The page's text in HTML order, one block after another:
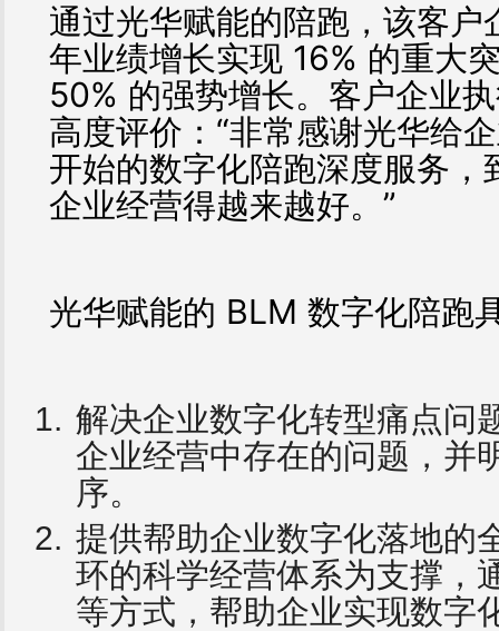
通过光华赋能的陪跑，该客
年业绩增长实现 16% 的重大
50% 的强势增长。客户企业
高度评价：“非常感谢光华给
开始的数字化陪跑深度服务
企业经营得越来越好。”
光华赋能的 BLM 数字化陪跑
解决企业数字化转型痛点问
企业经营中存在的问题，并
序。
提供帮助企业数字化落地的
环的科学经营体系为支撑，
等方式，帮助企业实现数字